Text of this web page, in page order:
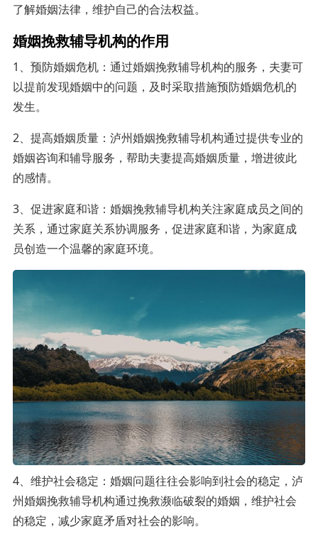
了解婚姻法律，维护自己的合法权益。
婚姻挽救辅导机构的作用
1、预防婚姻危机：通过婚姻挽救辅导机构的服务，夫妻可
以提前发现婚姻中的问题，及时采取措施预防婚姻危机的
发生。
2、提高婚姻质量：泸州婚姻挽救辅导机构通过提供专业的
婚姻咨询和辅导服务，帮助夫妻提高婚姻质量，增进彼此
的感情。
3、促进家庭和谐：婚姻挽救辅导机构关注家庭成员之间的
关系，通过家庭关系协调服务，促进家庭和谐，为家庭成
员创造一个温馨的家庭环境。
4、维护社会稳定：婚姻问题往往会影响到社会的稳定，泸
州婚姻挽救辅导机构通过挽救濒临破裂的婚姻，维护社会
的稳定，减少家庭矛盾对社会的影响。